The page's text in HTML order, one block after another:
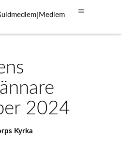
| Medlem
2024
Kyrka